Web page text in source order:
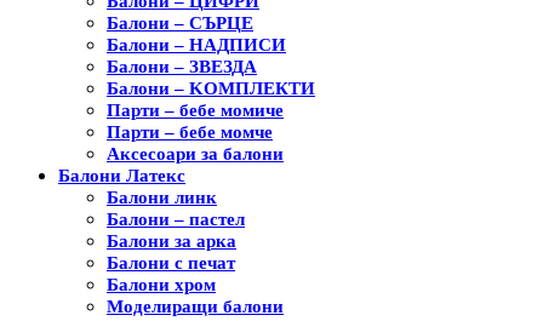
Балони – СЪРЦЕ
Балони – НАДПИСИ
Балони – ЗВЕЗДА
Балони – KОМПЛЕКТИ
Парти – бебе момиче
Парти – бебе момче
Аксесоари за балони
Балони Латекс
Балони линк
Балони – пастел
Балони за арка
Балони с печат
Балони хром
Моделиращи балони